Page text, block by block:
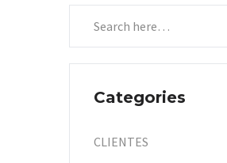
Categories
CLIENTES